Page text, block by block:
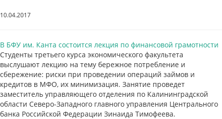
10.04.2017
В БФУ им. Канта состоится лекция по финансовой грамотности
Студенты третьего курса экономического факультета
выслушают лекцию на тему бережное потребление и
сбережение: риски при проведении операций займов и
кредитов в МФО, их минимизация. Занятие проведет
заместитель управляющего отделения по Калининградской
области Северо-Западного главного управления Центрального
банка Российской Федерации Зинаида Тимофеева.